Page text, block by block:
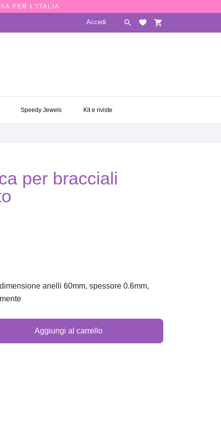
PER L'ITALIA
Accedi  shopping_cart
Speedy Jewels Kit e riviste
per bracciali
anelli 60mm, spessore 0.6mm,
Aggiungi al carrello